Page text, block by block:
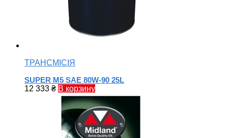
ТРАНСМІСІЯ
SUPER M5 SAE 80W-90 25L
12 333 ₴ В корзину